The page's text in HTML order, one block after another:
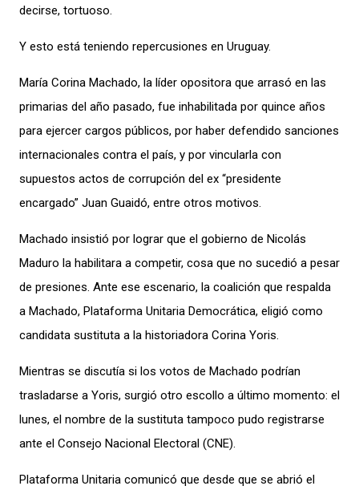
decirse, tortuoso.
Y esto está teniendo repercusiones en Uruguay.
María Corina Machado, la líder opositora que arrasó en las
primarias del año pasado, fue inhabilitada por quince años
para ejercer cargos públicos, por haber defendido sanciones
internacionales contra el país, y por vincularla con
supuestos actos de corrupción del ex “presidente
encargado” Juan Guaidó, entre otros motivos.
Machado insistió por lograr que el gobierno de Nicolás
Maduro la habilitara a competir, cosa que no sucedió a pesar
de presiones. Ante ese escenario, la coalición que respalda
a Machado, Plataforma Unitaria Democrática, eligió como
candidata sustituta a la historiadora Corina Yoris.
Mientras se discutía si los votos de Machado podrían
trasladarse a Yoris, surgió otro escollo a último momento: el
lunes, el nombre de la sustituta tampoco pudo registrarse
ante el Consejo Nacional Electoral (CNE).
Plataforma Unitaria comunicó que desde que se abrió el